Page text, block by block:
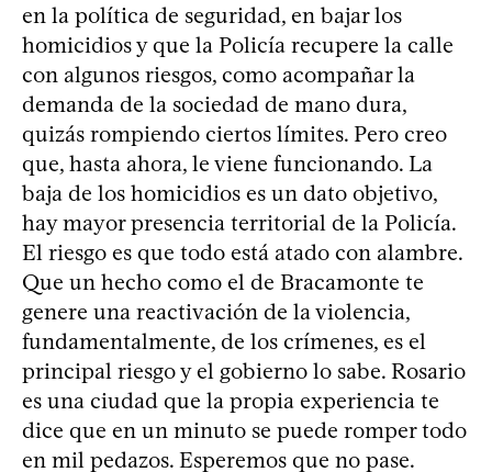
en la política de seguridad, en bajar los
homicidios y que la Policía recupere la calle
con algunos riesgos, como acompañar la
demanda de la sociedad de mano dura,
quizás rompiendo ciertos límites. Pero creo
que, hasta ahora, le viene funcionando. La
baja de los homicidios es un dato objetivo,
hay mayor presencia territorial de la Policía.
El riesgo es que todo está atado con alambre.
Que un hecho como el de Bracamonte te
genere una reactivación de la violencia,
fundamentalmente, de los crímenes, es el
principal riesgo y el gobierno lo sabe. Rosario
es una ciudad que la propia experiencia te
dice que en un minuto se puede romper todo
en mil pedazos. Esperemos que no pase.